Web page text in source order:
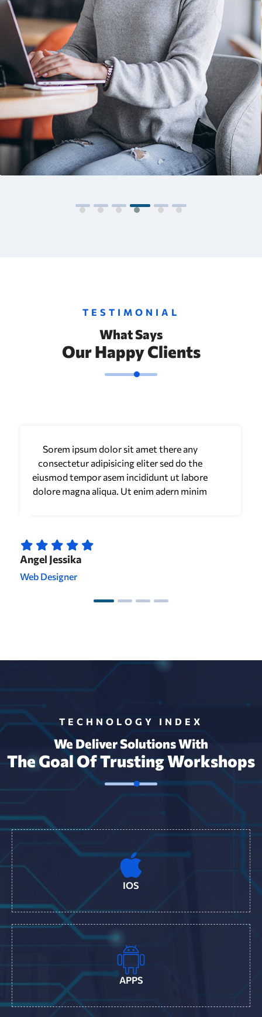
Solution For Business
TESTIMONIAL
What Says
Our Happy Clients
Sorem ipsum dolor sit amet there any
consectetur adipisicing eliter sed do the
eiusmod tempor asem incididunt ut labore
dolore magna aliqua. Ut enim adern minim
Angel Jessika
Web Designer
TECHNOLOGY INDEX
We Deliver Solutions With
The Goal Of Trusting Workshops
IOS
APPS